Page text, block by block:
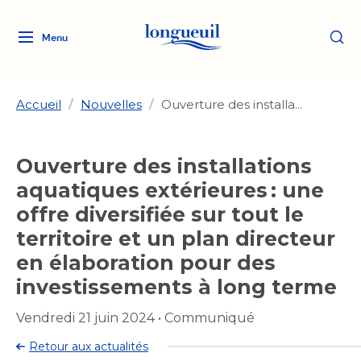
Menu
Logo
Ville
lien
vers
l'accueil
Ma ville, ma propriété
Aménagement et urbanisme
Aménagement et urbanisme
Rôle d'évaluation
Rôle d'évaluation
Taxes
Taxes
Loisirs et culture
Arts et culture
Arts et culture
Bibliothèques
Développement social
Développement social
Services de proximité
Déneigement
Eau
Eau
Transition socioécologique
et mobilité
Quoi faire à Longueuil
Activités artistiques et
culturelles
Accueil / Nouvelles / Ouverture des installa...
Ouverture des installations
aquatiques extérieures : une
offre diversifiée sur tout le
territoire et un plan directeur
en élaboration pour des
investissements à long terme
Vendredi 21 juin 2024 • Communiqué
Retour aux actualités